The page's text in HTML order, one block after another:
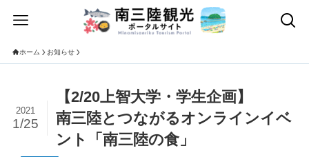
ホーム お知らせ
【2/20上智大学・学生企画】
南三陸とつながるオンラインイベ
ント「南三陸の食」
2021
1/25